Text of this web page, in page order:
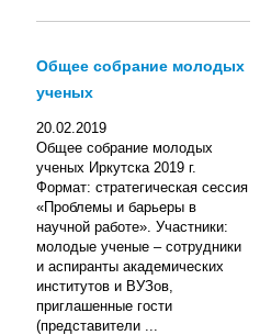
Общее собрание молодых
ученых
20.02.2019
Общее собрание молодых
ученых Иркутска 2019 г.
Формат: стратегическая сессия
«Проблемы и барьеры в
научной работе». Участники:
молодые ученые – сотрудники
и аспиранты академических
институтов и ВУЗов,
приглашенные гости
(представители ...